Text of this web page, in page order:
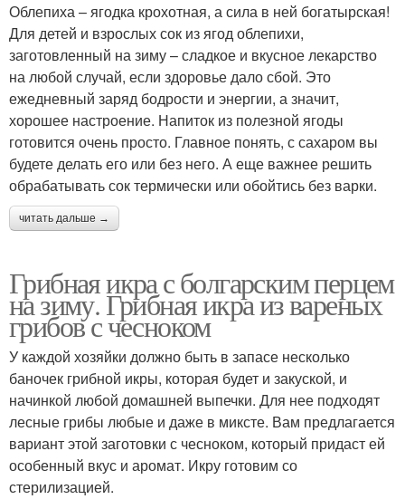
Облепиха – ягодка крохотная, а сила в ней богатырская!
Для детей и взрослых сок из ягод облепихи,
заготовленный на зиму – сладкое и вкусное лекарство
на любой случай, если здоровье дало сбой. Это
ежедневный заряд бодрости и энергии, а значит,
хорошее настроение. Напиток из полезной ягоды
готовится очень просто. Главное понять, с сахаром вы
будете делать его или без него. А еще важнее решить
обрабатывать сок термически или обойтись без варки.
читать дальше →
Грибная икра с болгарским перцем
на зиму. Грибная икра из вареных
грибов с чесноком
У каждой хозяйки должно быть в запасе несколько
баночек грибной икры, которая будет и закуской, и
начинкой любой домашней выпечки. Для нее подходят
лесные грибы любые и даже в миксте. Вам предлагается
вариант этой заготовки с чесноком, который придаст ей
особенный вкус и аромат. Икру готовим со
стерилизацией.